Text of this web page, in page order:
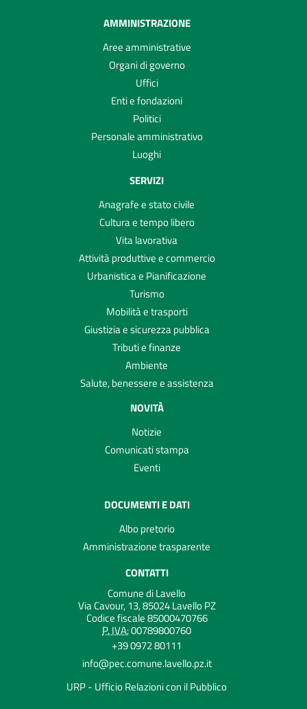
AMMINISTRAZIONE
Aree amministrative
Organi di governo
Uffici
Enti e fondazioni
Politici
Personale amministrativo
Luoghi
SERVIZI
Anagrafe e stato civile
Cultura e tempo libero
Vita lavorativa
Attività produttive e commercio
Urbanistica e Pianificazione
Turismo
Mobilità e trasporti
Giustizia e sicurezza pubblica
Tributi e finanze
Ambiente
Salute, benessere e assistenza
NOVITÀ
Notizie
Comunicati stampa
Eventi
DOCUMENTI E DATI
Albo pretorio
Amministrazione trasparente
CONTATTI
Comune di Lavello
Via Cavour, 13, 85024 Lavello PZ
Codice fiscale 85000470766
P. IVA:00789800760
+39 0972 80111
info@pec.comune.lavello.pz.it
URP - Ufficio Relazioni con il Pubblico